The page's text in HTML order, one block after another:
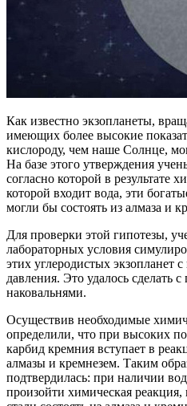
Как известно экзопланеты,
имеющих более высокие
кислороду, чем наше Солнце,
На базе этого утверждения
согласно которой в результате
которой входит вода, эти
могли бы состоять из алмаза и
Для проверки этой гипотезы,
лабораторных условия
этих углеродистых экзопланет
давления. Это удалось сделать
наковальнями.
Осуществив необходимые
определили, что при высоких
карбид кремния вступает в
алмазы и кремнезем. Таким
подтвердилась: при наличии
произойти химическая реакция,